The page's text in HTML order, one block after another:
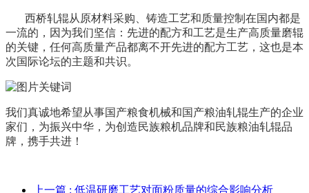
西桥轧辊从原材料采购、铸造工艺和质量控制在国内都是
一流的，因为我们坚信：先进的配方和工艺是生产高质量磨辊
的关键，任何高质量产品都离不开先进的配方工艺，这也是本
次国际论坛的主题和共识。
我们真诚地希望从事国产粮食机械和国产粮油轧辊生产的企业
家们，为振兴中华，为创造民族粮机品牌和民族粮油轧辊品
牌，携手共进！
上一篇 : 低温研磨工艺对面粉质量的综合影响分析